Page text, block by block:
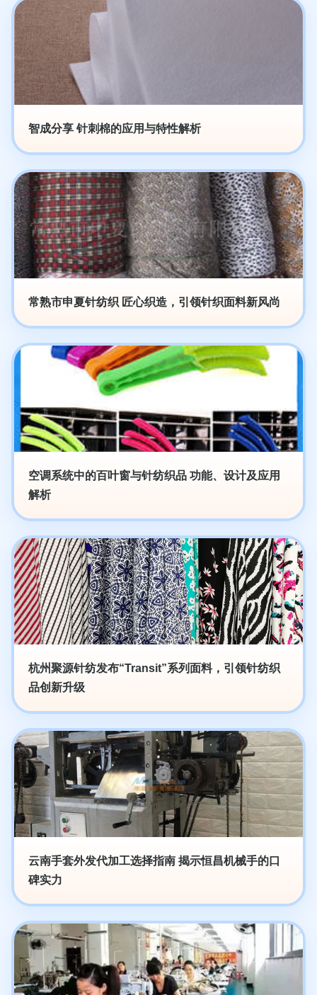
智成分享 针刺棉的应用与特性解析
常熟市申夏针纺织 匠心织造，引领针织面料新风尚
空调系统中的百叶窗与针纺织品 功能、设计及应用
解析
杭州聚源针纺发布“Transit”系列面料，引领针纺织
品创新升级
云南手套外发代加工选择指南 揭示恒昌机械手的口
碑实力